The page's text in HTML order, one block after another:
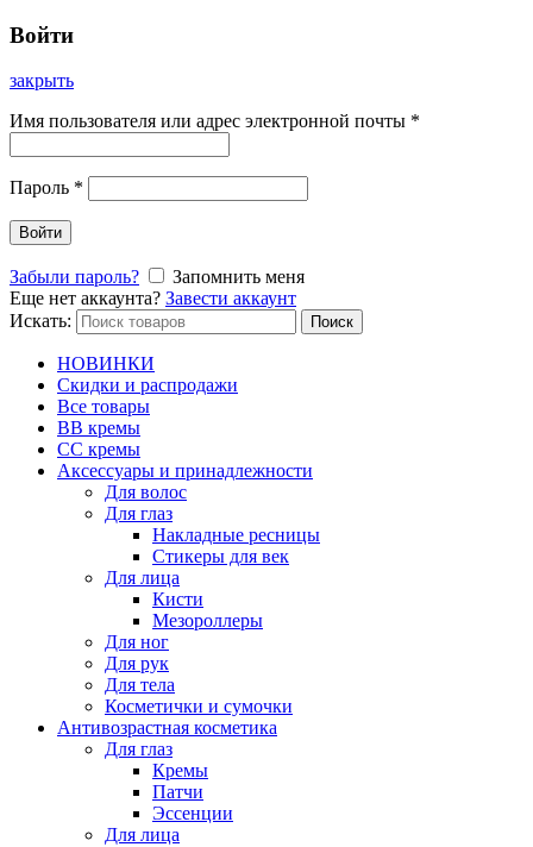
Войти
закрыть
Имя пользователя или адрес электронной почты *
Пароль *
Войти
Забыли пароль?
Запомнить меня
Еще нет аккаунта? Завести аккаунт
Искать:
Поиск
НОВИНКИ
Скидки и распродажи
Все товары
BB кремы
CC кремы
Аксессуары и принадлежности
Для волос
Для глаз
Накладные ресницы
Стикеры для век
Для лица
Кисти
Мезороллеры
Для ног
Для рук
Для тела
Косметички и сумочки
Антивозрастная косметика
Для глаз
Кремы
Патчи
Эссенции
Для лица